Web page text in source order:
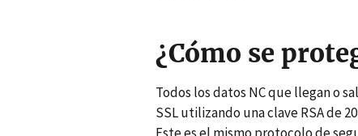
¿Cómo se
Todos los datos NC que llegan o
SSL utilizando una clave RSA de